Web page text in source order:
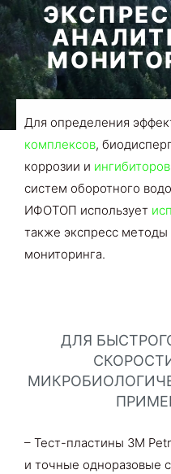
Для определения
комплексов,
коррозии и
систем оборотного
ИФОТОП использует
также экспресс методы
мониторинга.
ДЛЯ
– Тест-пластины 3M
и точные одноразовые